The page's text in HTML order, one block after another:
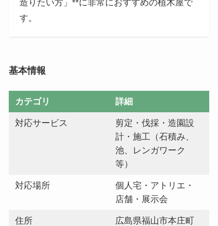
造りたい方」**に非常におすすめの植木屋で
す。
基本情報
カテゴリ 詳細
対応サービス
剪定・伐採・造園設
計・施工（石積み、
池、レンガワーク
等）
対応場所
個人宅・アトリエ・
店舗・展示会
住所
広島県福山市本庄町